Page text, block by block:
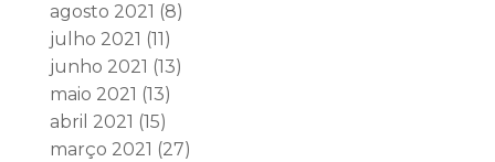
agosto 2021 (8)
julho 2021 (11)
junho 2021 (13)
maio 2021 (13)
abril 2021 (15)
março 2021 (27)